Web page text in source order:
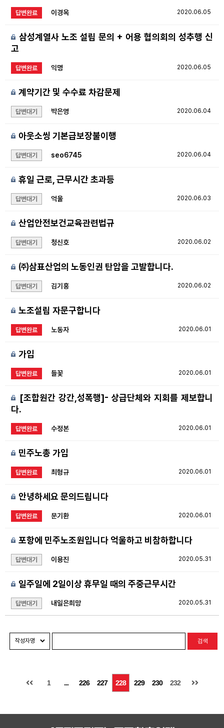
답변완료 2020.06.05
이경옥
삼성계열사 노조 설립 문의 + 어용 협의회의 성추행 신
고
답변완료 2020.06.05
익명
계약기간 및 수수료 차감문제
답변대기 2020.06.04
박은영
아웃소씽 기본급보장불이행
답변대기 2020.06.04
seo6745
휴일 근로, 근무시간 초과등
답변대기 2020.06.03
억울
산업안전보건교육관련법규
답변대기 2020.06.02
청신호
㈜삼표산업의 노동인권 탄압을 고발합니다.
답변대기 2020.06.02
김기홍
노조설립 자문구합니다
답변완료 2020.06.01
노동자
가입
답변완료 2020.06.01
들꽃
[조합원간 강간,성폭행]- 상급단체와 지회를 제보합니
다.
답변완료 2020.06.01
수정본
민주노총 가입
답변완료 2020.06.01
최형규
안녕하세요 문의드립니다
답변완료 2020.06.01
문기환
포항에 민주노조원입니다 억울하고 비참하합니다
답변대기 2020.05.31
이용진
일주일에 2일이상 휴무일 때의 주중근무시간
답변대기 2020.05.31
내일은희망
검색
1 ... 226 227 228 229 230 232